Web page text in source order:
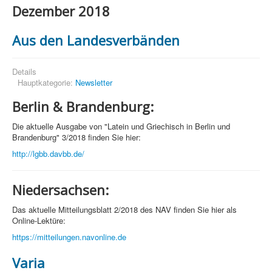
Dezember 2018
Aus den Landesverbänden
Details
Hauptkategorie: Newsletter
Berlin & Brandenburg:
Die aktuelle Ausgabe von "Latein und Griechisch in Berlin und
Brandenburg" 3/2018 finden Sie hier:
http://lgbb.davbb.de/
Niedersachsen:
Das aktuelle Mitteilungsblatt 2/2018 des NAV finden Sie hier als
Online-Lektüre:
https://mitteilungen.navonline.de
Varia